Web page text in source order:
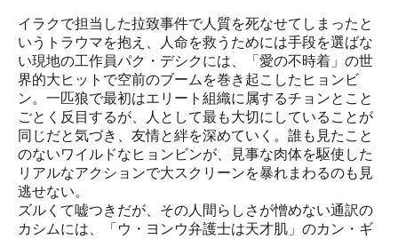
イラクで担当した拉致事件で人質を死なせてしまったと
いうトラウマを抱え、人命を救うためには手段を選ばな
い現地の工作員パク・デシクには、「愛の不時着」の世
界的大ヒットで空前のブームを巻き起こしたヒョンビ
ン。一匹狼で最初はエリート組織に属するチョンとこと
ごとく反目するが、人として最も大切にしていることが
同じだと気づき、友情と絆を深めていく。誰も見たこと
のないワイルドなヒョンビンが、見事な肉体を駆使した
リアルなアクションで大スクリーンを暴れまわるのも見
逃せない。
ズルくて嘘つきだが、その人間らしさが憎めない通訳の
カシムには、「ウ・ヨンウ弁護士は天才肌」のカン・ギ